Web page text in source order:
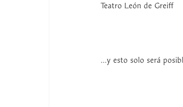
Teatro León de Greiff
…y esto solo será